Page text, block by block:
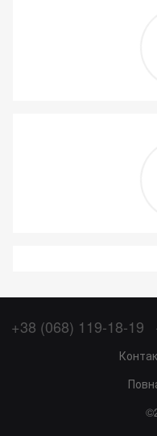
+38 (068) 119-18-19